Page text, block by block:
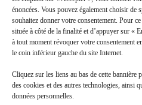
énoncées. Vous pouvez également choisir
souhaitez donner votre consentement. Pour
située à côté de la finalité et d’appuyer sur «
à tout moment révoquer votre consentement
le coin inférieur gauche du site Internet.
Cliquez sur les liens au bas de cette
des cookies et des autres technologies, ainsi
données personnelles.
Prénom*
Mail*